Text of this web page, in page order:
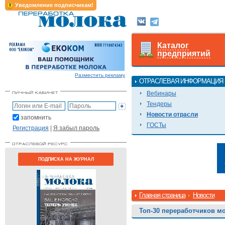
Уведомление подписчикам!
Разместить рекламу
запомнить
Регистрация | Я забыл пароль
ПОДПИСКА НА ЖУРНАЛ
Каталог
предприятий
ОТРАСЛЕВАЯ ИНФОРМАЦИЯ
Вебинары
Тендеры
Новости отрасли
ГОСТы
Главная страница Новости
Топ-30 переработчиков